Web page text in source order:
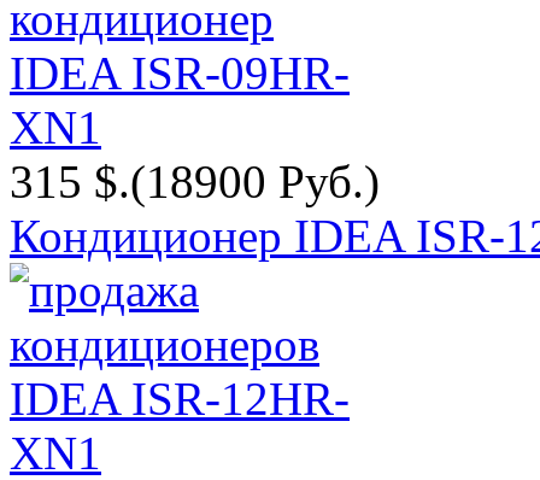
315 $.(18900 Руб.)
Кондиционер IDEA ISR-